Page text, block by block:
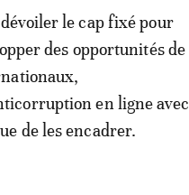
le cap fixé pour
des opportunités de
en ligne avec
de les encadrer.